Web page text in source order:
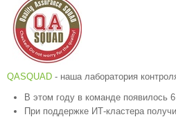
QASQUAD - наша лаборатория
В этом году в команде появилось 6
При поддержке ИТ-кластера